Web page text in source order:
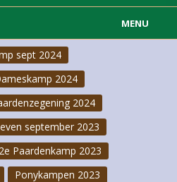
MENU
sept 2024
2024
2024
september 2023
2e Paardenkamp 2023
Ponykampen 2023